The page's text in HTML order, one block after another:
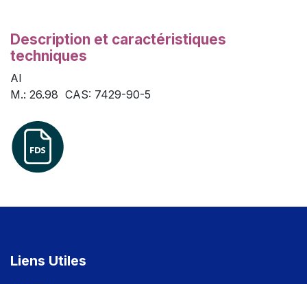
Description et caractéristiques
techniques
Al
M.: 26.98 CAS: 7429-90-5
Liens Utiles